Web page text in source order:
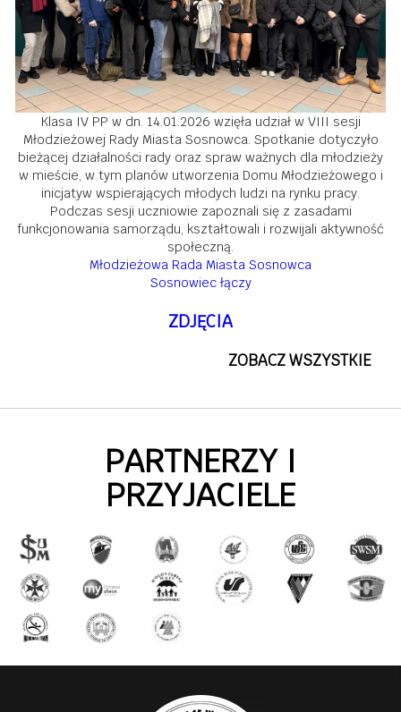
Klasa IV PP w dn. 14.01.2026 wzięła udział w VIII sesji
Młodzieżowej Rady Miasta Sosnowca. Spotkanie dotyczyło
bieżącej działalności rady oraz spraw ważnych dla młodzieży
w mieście, w tym planów utworzenia Domu Młodzieżowego i
inicjatyw wspierających młodych ludzi na rynku pracy.
Podczas sesji uczniowie zapoznali się z zasadami
funkcjonowania samorządu, kształtowali i rozwijali aktywność
społeczną.
Młodzieżowa Rada Miasta Sosnowca
Sosnowiec łączy
ZDJĘCIA
ZOBACZ WSZYSTKIE
PARTNERZY I
PRZYJACIELE